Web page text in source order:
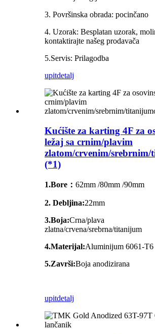
3. Površinska obrada: pocinčano
4. Uzorak: Besplatan uzorak,
kontaktirajte našeg prodavača
5.Servis: Prilagodba
upitdetalj
Kućište za karting 4F za
ležaj sa crnim/plavim
zlatom/crvenim/
(*1)
1.Bore： 62mm /80mm /90mm
2. Debljina:22mm
3.Boja:Crna/plava
zlatna/crvena/srebrna/titanijum
4.Materijal:Aluminijum 6061‐T6
5.Završi:Boja anodizirana
upitdetalj